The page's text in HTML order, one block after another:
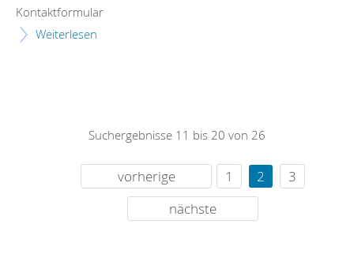
Kontaktformular
Weiterlesen
Suchergebnisse 11 bis 20 von 26
vorherige 1 2
3
nächste